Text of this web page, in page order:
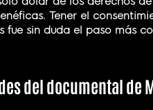
Tener el
fue sin duda el paso más
del documental de